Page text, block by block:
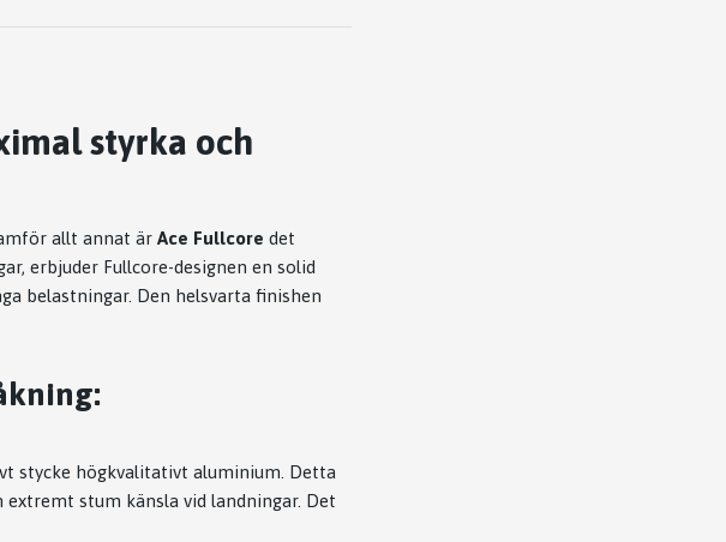
styrka och
allt annat är Ace Fullcore det
erbjuder Fullcore-designen en solid
belastningar. Den helsvarta finishen
stycke högkvalitativt aluminium. Detta
stum känsla vid landningar. Det